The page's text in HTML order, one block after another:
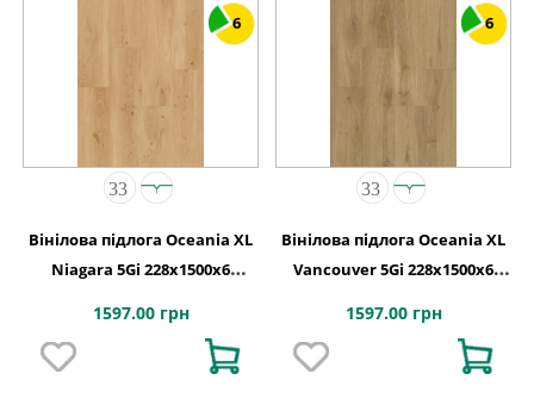
6
Вінілова підлога Oceania XL
Niagara 5Gi 228x1500х6
1597.00 грн
6
Вінілова підлога Oceania XL
Vancouver 5Gi 228x1500х6
1597.00 грн